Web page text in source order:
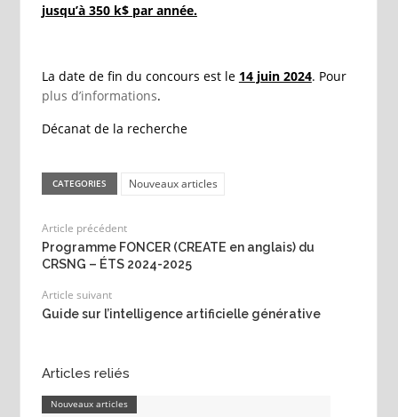
jusqu’à 350 k$ par année.
La date de fin du concours est le 14 juin 2024. Pour
plus d’informations.
Décanat de la recherche
CATEGORIES Nouveaux articles
Article précédent
Programme FONCER (CREATE en anglais) du
CRSNG – ÉTS 2024-2025
Article suivant
Guide sur l’intelligence artificielle générative
Articles reliés
Nouveaux articles